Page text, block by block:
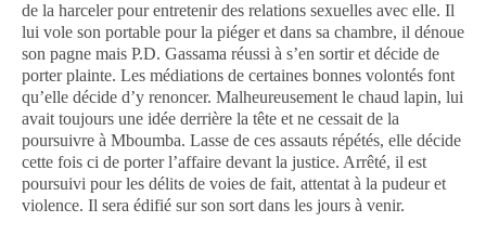
de la harceler pour entretenir des relations sexuelles avec elle. Il
lui vole son portable pour la piéger et dans sa chambre, il dénoue
son pagne mais P.D. Gassama réussi à s’en sortir et décide de
porter plainte. Les médiations de certaines bonnes volontés font
qu’elle décide d’y renoncer. Malheureusement le chaud lapin, lui
avait toujours une idée derrière la tête et ne cessait de la
poursuivre à Mboumba. Lasse de ces assauts répétés, elle décide
cette fois ci de porter l’affaire devant la justice. Arrêté, il est
poursuivi pour les délits de voies de fait, attentat à la pudeur et
violence. Il sera édifié sur son sort dans les jours à venir.